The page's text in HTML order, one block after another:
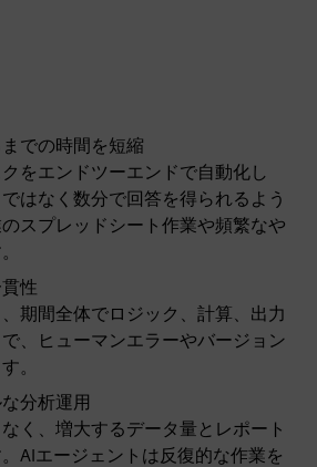
での時間を短縮
をエンドツーエンドで自動化し
はなく数分で回答を得られるよう
スプレッドシート作業や頻繁なや
性
期間全体でロジック、計算、出力
、ヒューマンエラーやバージョン
。
分析運用
く、増大するデータ量とレポート
AIエージェントは反復的な作業を